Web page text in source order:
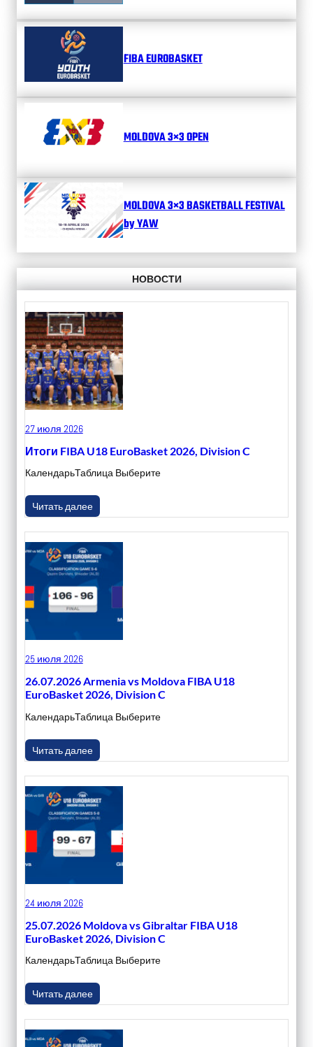
FIBA EUROBASKET
MOLDOVA 3×3 OPEN
MOLDOVA 3×3 BASKETBALL FESTIVAL
by YAW
НОВОСТИ
27 июля 2026
Итоги FIBA U18 EuroBasket 2026, Division C
КалендарьТаблица Выберите
Читать далее
25 июля 2026
26.07.2026 Armenia vs Moldova FIBA U18
EuroBasket 2026, Division C
КалендарьТаблица Выберите
Читать далее
24 июля 2026
25.07.2026 Moldova vs Gibraltar FIBA U18
EuroBasket 2026, Division C
КалендарьТаблица Выберите
Читать далее